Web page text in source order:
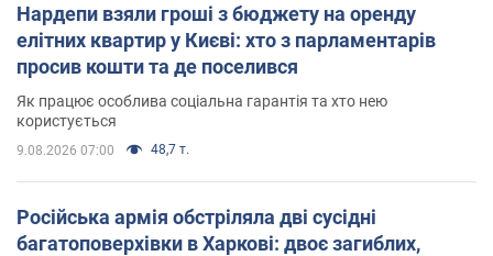
Нардепи взяли гроші з бюджету на оренду
елітних квартир у Києві: хто з парламентарів
просив кошти та де поселився
Як працює особлива соціальна гарантія та хто нею
користується
9.08.2026 07:00 48,7 т.
Російська армія обстріляла дві сусідні
багатоповерхівки в Харкові: двоє загиблих,